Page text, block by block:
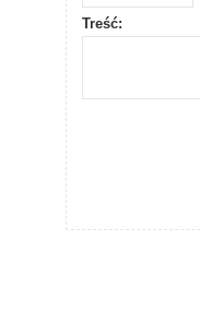
Treść: